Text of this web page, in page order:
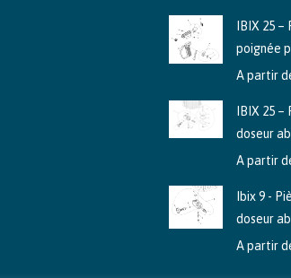
IBIX 25 –
poignée
A partir
IBIX 25 –
doseur
A partir
Ibix 9 -
doseur
A partir